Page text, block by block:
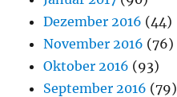
Dezember 2016 (44)
November 2016 (76)
Oktober 2016 (93)
September 2016 (79)